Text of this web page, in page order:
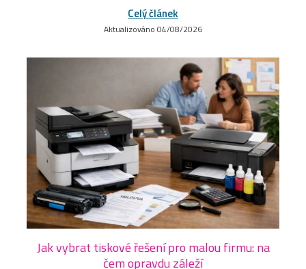
Celý článek
Aktualizováno 04/08/2026
Jak vybrat tiskové řešení pro malou firmu: na
čem opravdu záleží